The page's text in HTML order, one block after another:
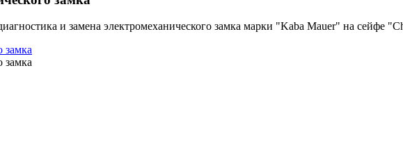
и замена электромеханического замка марки "Kaba Mauer" на сейфе